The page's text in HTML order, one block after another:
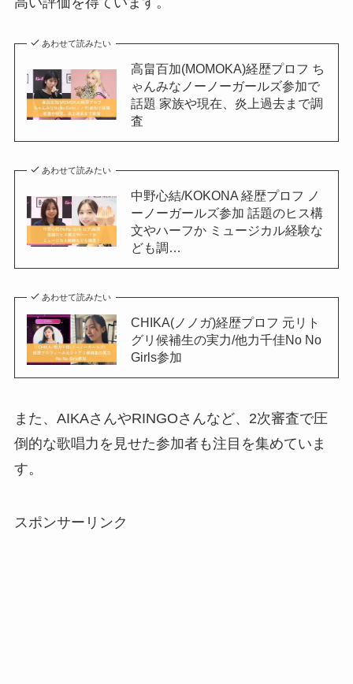
あわせて読みたい
高畠百加(MOMOKA)経歴プロフ ち
ゃんみなノーノーガールズ参加で
話題 家族や現在、炎上過去まで調
査
あわせて読みたい
中野心結/KOKONA 経歴プロフ ノ
ーノーガールズ参加 話題のヒス構
文やハーフか ミュージカル経験な
ども調…
あわせて読みたい
CHIKA(ノノガ)経歴プロフ 元リト
グリ候補生の実力/他力千佳No No
Girls参加
また、AIKAさんやRINGOさんなど、2次審査で圧
倒的な歌唱力を見せた参加者も注目を集めていま
す。
スポンサーリンク